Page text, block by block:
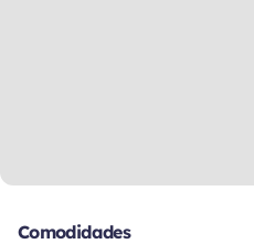
Comodidades